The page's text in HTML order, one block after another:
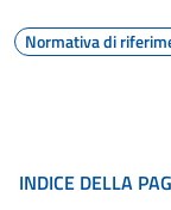
Normativa di
INDICE DELLA